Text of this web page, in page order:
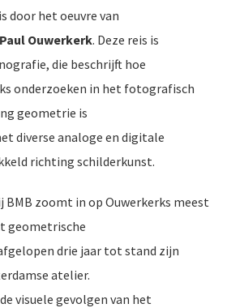
door het oeuvre van
Paul Ouwerkerk. Deze reis is
die beschrijft hoe
onderzoeken in het fotografisch
geometrie is
diverse analoge en digitale
richting schilderkunst.
zoomt in op Ouwerkerks meest
geometrische
drie jaar tot stand zijn
atelier.
visuele gevolgen van het